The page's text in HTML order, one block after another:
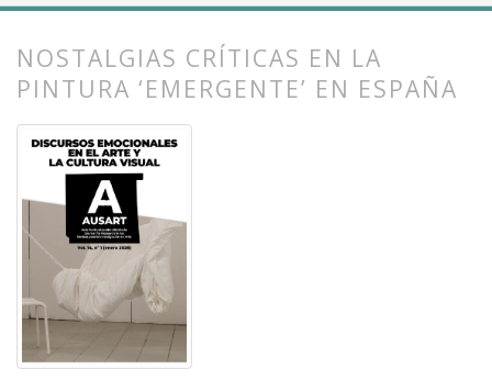
NOSTALGIAS CRÍTICAS EN LA
PINTURA ‘EMERGENTE’ EN ESPAÑA